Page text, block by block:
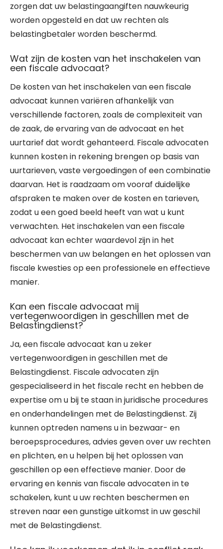
zorgen dat uw belastingaangiften nauwkeurig
worden opgesteld en dat uw rechten als
belastingbetaler worden beschermd.
Wat zijn de kosten van het inschakelen van
een fiscale advocaat?
De kosten van het inschakelen van een fiscale
advocaat kunnen variëren afhankelijk van
verschillende factoren, zoals de complexiteit van
de zaak, de ervaring van de advocaat en het
uurtarief dat wordt gehanteerd. Fiscale advocaten
kunnen kosten in rekening brengen op basis van
uurtarieven, vaste vergoedingen of een combinatie
daarvan. Het is raadzaam om vooraf duidelijke
afspraken te maken over de kosten en tarieven,
zodat u een goed beeld heeft van wat u kunt
verwachten. Het inschakelen van een fiscale
advocaat kan echter waardevol zijn in het
beschermen van uw belangen en het oplossen van
fiscale kwesties op een professionele en effectieve
manier.
Kan een fiscale advocaat mij
vertegenwoordigen in geschillen met de
Belastingdienst?
Ja, een fiscale advocaat kan u zeker
vertegenwoordigen in geschillen met de
Belastingdienst. Fiscale advocaten zijn
gespecialiseerd in het fiscale recht en hebben de
expertise om u bij te staan in juridische procedures
en onderhandelingen met de Belastingdienst. Zij
kunnen optreden namens u in bezwaar- en
beroepsprocedures, advies geven over uw rechten
en plichten, en u helpen bij het oplossen van
geschillen op een effectieve manier. Door de
ervaring en kennis van fiscale advocaten in te
schakelen, kunt u uw rechten beschermen en
streven naar een gunstige uitkomst in uw geschil
met de Belastingdienst.